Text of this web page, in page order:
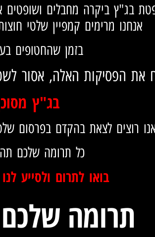
בג"ץ ביקרה מחבלים ושופטים
אנחנו מרימים קמפיין שלטי
בזמן שהחטופים
את הפסיקות האלה, אסור
בג"ץ
רוצים לצאת בהקדם בפרסום שלטי
כל תרומה שלכם
בואו לתרום ולסייע
תרומה